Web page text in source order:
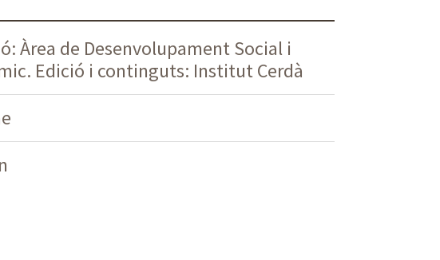
Àrea de Desenvolupament Social i
Edició i continguts: Institut Cerdà